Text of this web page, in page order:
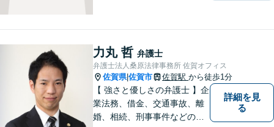
力丸 哲 弁護士
弁護士法人桑原法律事務所 佐賀オフィス
佐賀県|佐賀市 佐賀駅 から徒歩1分
【 強さと優しさの弁護士 】企
業法務、借金、交通事故、離
婚、相続、刑事事件などのご
詳細を見
る